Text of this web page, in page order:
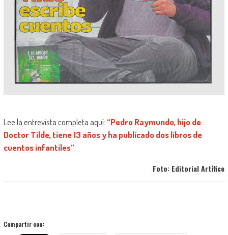
Lee la entrevista completa aquí:“Pedro Raymundo, hijo de
Doctor Tilde, tiene 13 años y ha publicado dos libros de
cuentos infantiles”.
Foto: Editorial Artífice
Compartir con: